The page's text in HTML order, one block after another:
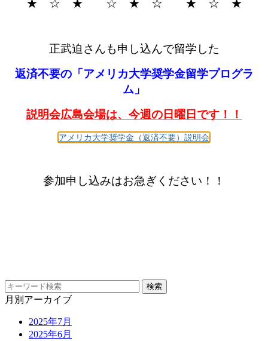
★ ☆ ★ ☆ ★ ☆ ★ ☆ ★
正武迫さんも申し込んで留学した
返済不要の「アメリカ大学奨学金留学プログラ
ム」
説明会広島会場は、今週の日曜日です！！
アメリカ大学奨学金（返済不要）説明会
参加申し込みはお急ぎください！！
月別アーカイブ
2025年7月
2025年6月